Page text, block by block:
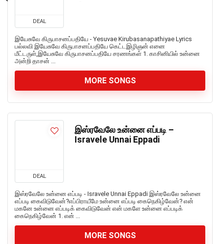
DEAL
இயேசுவே கிருபாசனப்பதியே - Yesuvae Kirubasanapathiyae Lyrics
பல்லவி இயேசுவே கிருபாசனப்பதியே கெட்டஇழிஞன் எனை
மீட்டருள்,இயேசுவே கிருபாசனப்பதியே சரணங்கள் 1. காசினியில் உன்னை
அன்றி தாசன் ...
MORE SONGS
DEAL
இஸ்ரவேலே உன்னை எப்படி –
Isravele Unnai Eppadi
இஸ்ரவேலே உன்னை எப்படி - Isravele Unnai Eppadi இஸ்ரவேலே உன்னை
எப்படி கைவிடுவேன்?எப்பிராயீமே உன்னை எப்படி கைநெகிழ்வேன்? என்
மகனே உன்னை எப்படிக் கைவிடுவேன் என் மகளே உன்னை எப்படிக்
கைநெகிழ்வேன் 1. என் ...
MORE SONGS